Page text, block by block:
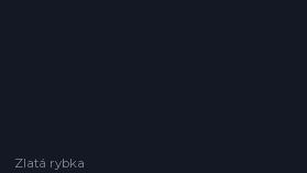
Zlatá rybka